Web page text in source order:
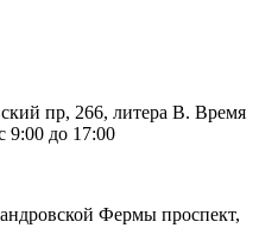
пр, 266, литера В. Время
9:00 до 17:00
Фермы проспект,